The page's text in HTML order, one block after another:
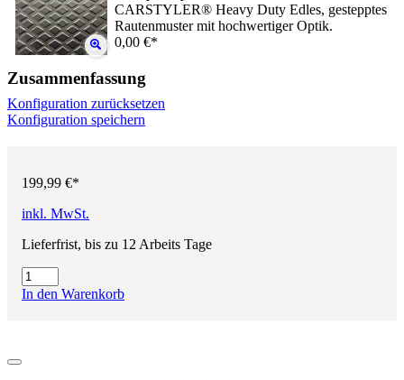
CARSTYLER® Heavy Duty Edles, gestepptes
Rautenmuster mit hochwertiger Optik.
0,00 €*
Zusammenfassung
Konfiguration zurücksetzen
Konfiguration speichern
199,99 €*
inkl. MwSt.
Lieferfrist, bis zu 12 Arbeits Tage
In den Warenkorb